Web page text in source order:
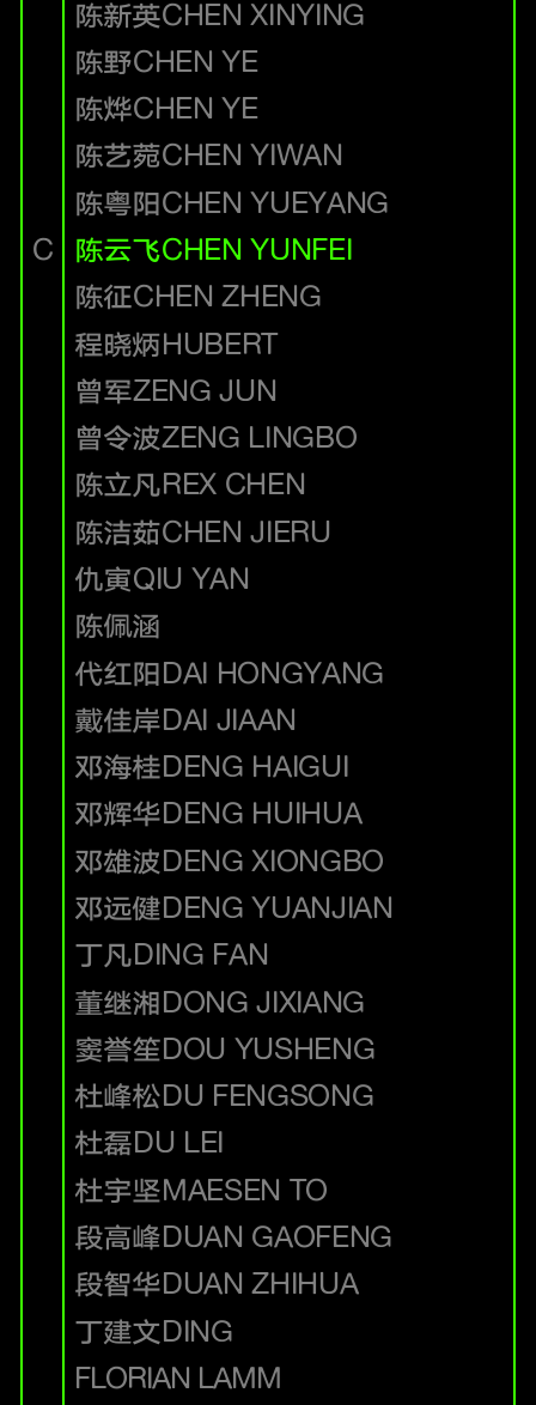
陈新英CHEN XINYING
陈野CHEN YE
陈烨CHEN YE
陈艺菀CHEN YIWAN
陈粤阳CHEN YUEYANG
C
陈云飞CHEN YUNFEI
陈征CHEN ZHENG
程晓炳HUBERT
曾军ZENG JUN
曾令波ZENG LINGBO
陈立凡REX CHEN
陈洁茹CHEN JIERU
仇寅QIU YAN
陈佩涵
代红阳DAI HONGYANG
戴佳岸DAI JIAAN
邓海桂DENG HAIGUI
邓辉华DENG HUIHUA
邓雄波DENG XIONGBO
邓远健DENG YUANJIAN
丁凡DING FAN
董继湘DONG JIXIANG
窦誉笙DOU YUSHENG
杜峰松DU FENGSONG
杜磊DU LEI
杜宇坚MAESEN TO
段高峰DUAN GAOFENG
段智华DUAN ZHIHUA
丁建文DING
FLORIAN LAMM